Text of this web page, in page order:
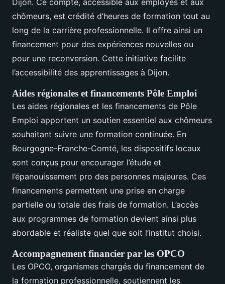
chômeurs, est crédité d’heures de formation tout au
long de la carrière professionnelle. Il offre ainsi un
financement pour des expériences nouvelles ou
pour une reconversion. Cette initiative facilite
l’accessibilité des apprentissages à Dijon.
Aides régionales et financements Pôle Emploi
Les aides régionales et les financements de Pôle
Emploi apportent un soutien essentiel aux chômeurs
souhaitant suivre une formation continuée. En
Bourgogne-Franche-Comté, les dispositifs locaux
sont conçus pour encourager l’étude et
l’épanouissement pro des personnes majeures. Ces
financements permettent une prise en charge
partielle ou totale des frais de formation. L’accès
aux programmes de formation devient ainsi plus
abordable et réaliste quel que soit l’institut choisi.
Accompagnement financier par les OPCO
Les OPCO, organismes chargés du financement de
la formation professionnelle, soutiennent les